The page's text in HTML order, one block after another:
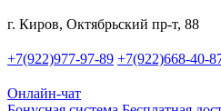
г. Киров, Октябрьский пр-т, 88
+7(922)977-97-89 +7(922)668-40-
Онлайн-чат